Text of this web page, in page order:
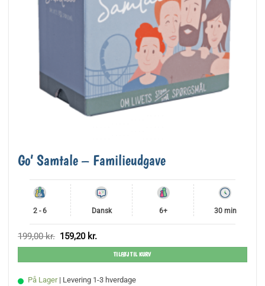
Go’ Samtale – Familieudgave
2 - 6 Dansk 6+ 30 min
199,00kr. Den
oprindelige
pris
199,00 kr..
159,20 kr.
aktuelle
pris
159,20 kr..
TILFØJ TIL KURV
På Lager | Levering 1-3 hverdage